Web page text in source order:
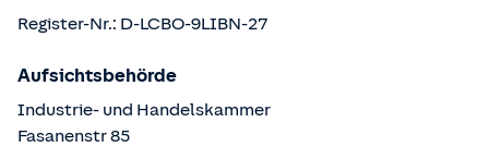
Register-Nr.: D-LCBO-9LIBN-27
Aufsichtsbehörde
Industrie- und Handelskammer
Fasanenstr85